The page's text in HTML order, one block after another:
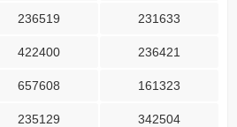
236519 231633
422400 236421
657608 161323
235129 342504